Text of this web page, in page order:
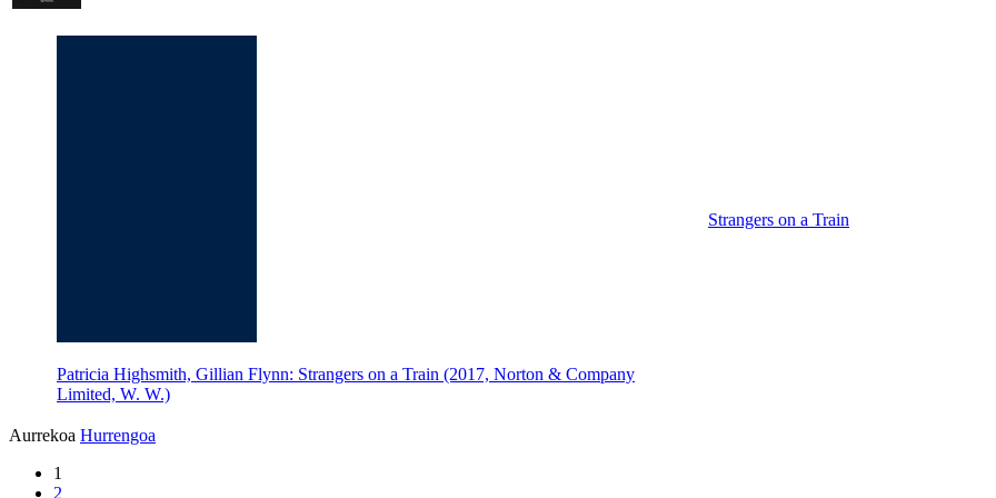
Patricia Highsmith, Gillian Flynn: Strangers on a Train (2017, Norton & Company
Limited, W. W.)
Strangers on a Train
Aurrekoa Hurrengoa
1
2